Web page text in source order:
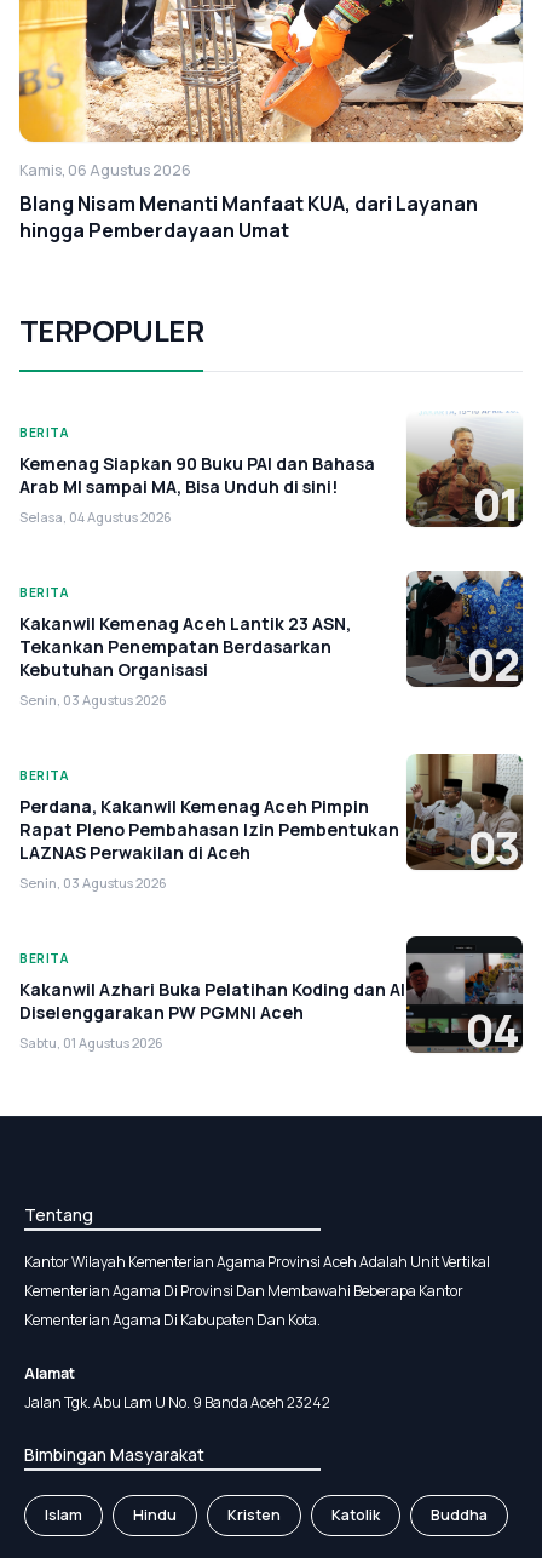
Kamis, 06 Agustus 2026
Blang Nisam Menanti Manfaat KUA, dari Layanan
hingga Pemberdayaan Umat
TERPOPULER
BERITA
Kemenag Siapkan 90 Buku PAI dan Bahasa
Arab MI sampai MA, Bisa Unduh di sini!
Selasa, 04 Agustus 2026 01
BERITA
Kakanwil Kemenag Aceh Lantik 23 ASN,
Tekankan Penempatan Berdasarkan
Kebutuhan Organisasi
Senin, 03 Agustus 2026
02
BERITA
Perdana, Kakanwil Kemenag Aceh Pimpin
Rapat Pleno Pembahasan Izin Pembentukan
LAZNAS Perwakilan di Aceh
Senin, 03 Agustus 2026
03
BERITA
Kakanwil Azhari Buka Pelatihan Koding dan AI
Diselenggarakan PW PGMNI Aceh
Sabtu, 01 Agustus 2026 04
Tentang
Kantor Wilayah Kementerian Agama Provinsi Aceh Adalah Unit Vertikal
Kementerian Agama Di Provinsi Dan Membawahi Beberapa Kantor
Kementerian Agama Di Kabupaten Dan Kota.
Alamat
Jalan Tgk. Abu Lam U No. 9 Banda Aceh 23242
Bimbingan Masyarakat
Islam Hindu Kristen Katolik Buddha